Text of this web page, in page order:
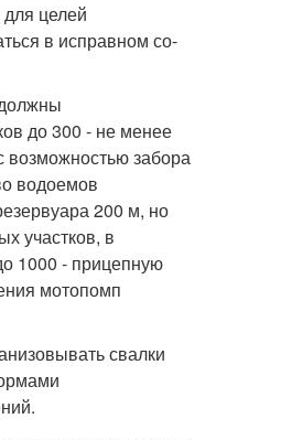
целей
в исправном со-
до 300 - не менее
возможностью забора
водоемов
200 м, но
участков, в
1000 - прицепную
мотопомп
свалки